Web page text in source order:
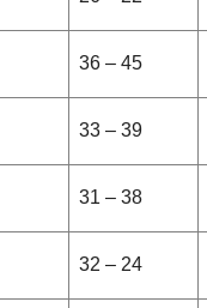
36 – 45
33 – 39
31 – 38
32 – 24